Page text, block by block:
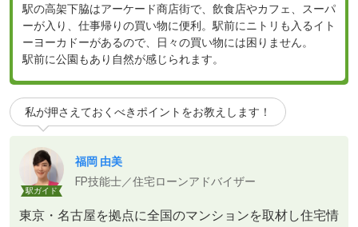
駅の高架下脇はアーケード商店街で、飲食店やカフェ、スーパ
ーが入り、仕事帰りの買い物に便利。駅前にニトリも入るイト
ーヨーカドーがあるので、日々の買い物には困りません。
駅前に公園もあり自然が感じられます。
私が押さえておくべきポイントをお教えします！
駅ガイド
福岡 由美
FP技能士／住宅ローンアドバイザー
東京・名古屋を拠点に全国のマンションを取材し住宅情